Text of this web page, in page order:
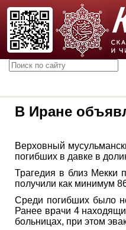
В Иране
Верховный
погибших в давке в
Трагедия в близ Мекки
получили как минимум
Среди погибших было
Ранее врачи 4
больницах, при этом